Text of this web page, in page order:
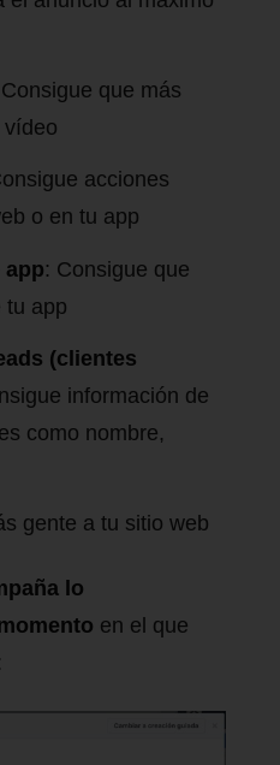
que más
vídeo
acciones
o en tu app
app: Consigue que
tu app
(clientes
información de
como nombre,
gente a tu sitio web
lo
en el que